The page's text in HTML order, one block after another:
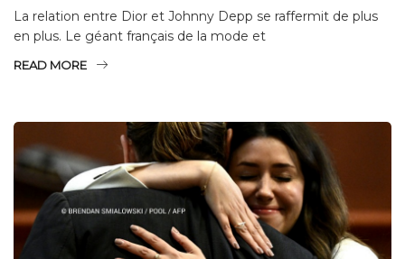
La relation entre Dior et Johnny Depp se raffermit de plus
en plus. Le géant français de la mode et
READ MORE